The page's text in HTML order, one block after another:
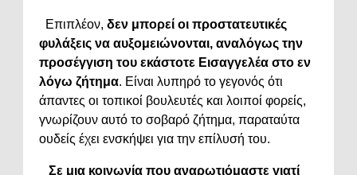
Επιπλέον, δεν μπορεί οι προστατευτικές
φυλάξεις να αυξομειώνονται, αναλόγως την
προσέγγιση του εκάστοτε Εισαγγελέα στο εν
λόγω ζήτημα. Είναι λυπηρό το γεγονός ότι
άπαντες οι τοπικοί βουλευτές και λοιποί φορείς,
γνωρίζουν αυτό το σοβαρό ζήτημα, παραταύτα
ουδείς έχει ενσκήψει για την επίλυσή του.
Σε μια κοινωνία που αναρωτιόμαστε γιατί